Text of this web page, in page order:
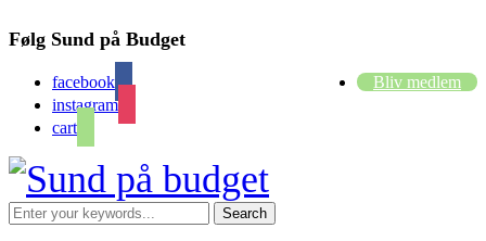
Følg Sund på Budget
facebook
instagram
cart
Bliv medlem